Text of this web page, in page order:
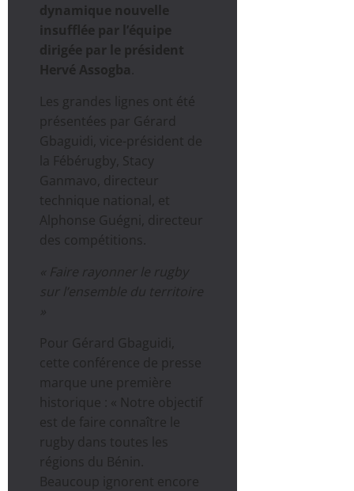
dynamique nouvelle
insufflée par l’équipe
dirigée par le président
Hervé Assogba
Les grandes lignes ont été
présentées par Gérard
Gbaguidi, vice-président de
la Fébérugby, Stacy
Ganmavo, directeur
technique national, et
Alphonse Guégni, directeur
des compétitions.
« Faire rayonner le rugby
sur l’ensemble du territoire
»
Pour Gérard Gbaguidi,
cette conférence de presse
marque une première
historique : « Notre objectif
est de faire connaître le
rugby dans toutes les
régions du Bénin.
Beaucoup ignorent encore